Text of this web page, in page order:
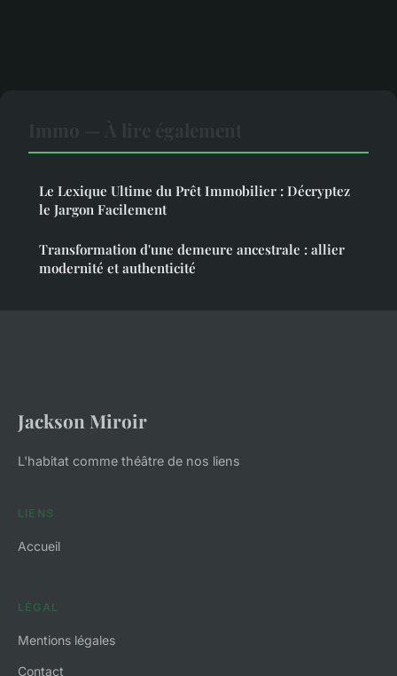
Le Lexique Ultime du Prêt Immobilier : Décryptez
le Jargon Facilement
Transformation d'une demeure ancestrale : allier
modernité et authenticité
Jackson Miroir
L'habitat comme théâtre de nos liens
LIENS
Accueil
LÉGAL
Mentions légales
Contact